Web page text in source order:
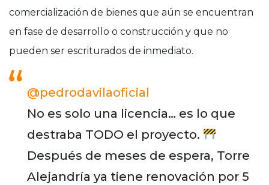
comercialización de bienes que aún se encuentran
en fase de desarrollo o construcción y que no
pueden ser escriturados de inmediato.
@pedrodavilaoficial
No es solo una licencia… es lo que
destraba TODO el proyecto.
Después de meses de espera, Torre
Alejandría ya tiene renovación por 5